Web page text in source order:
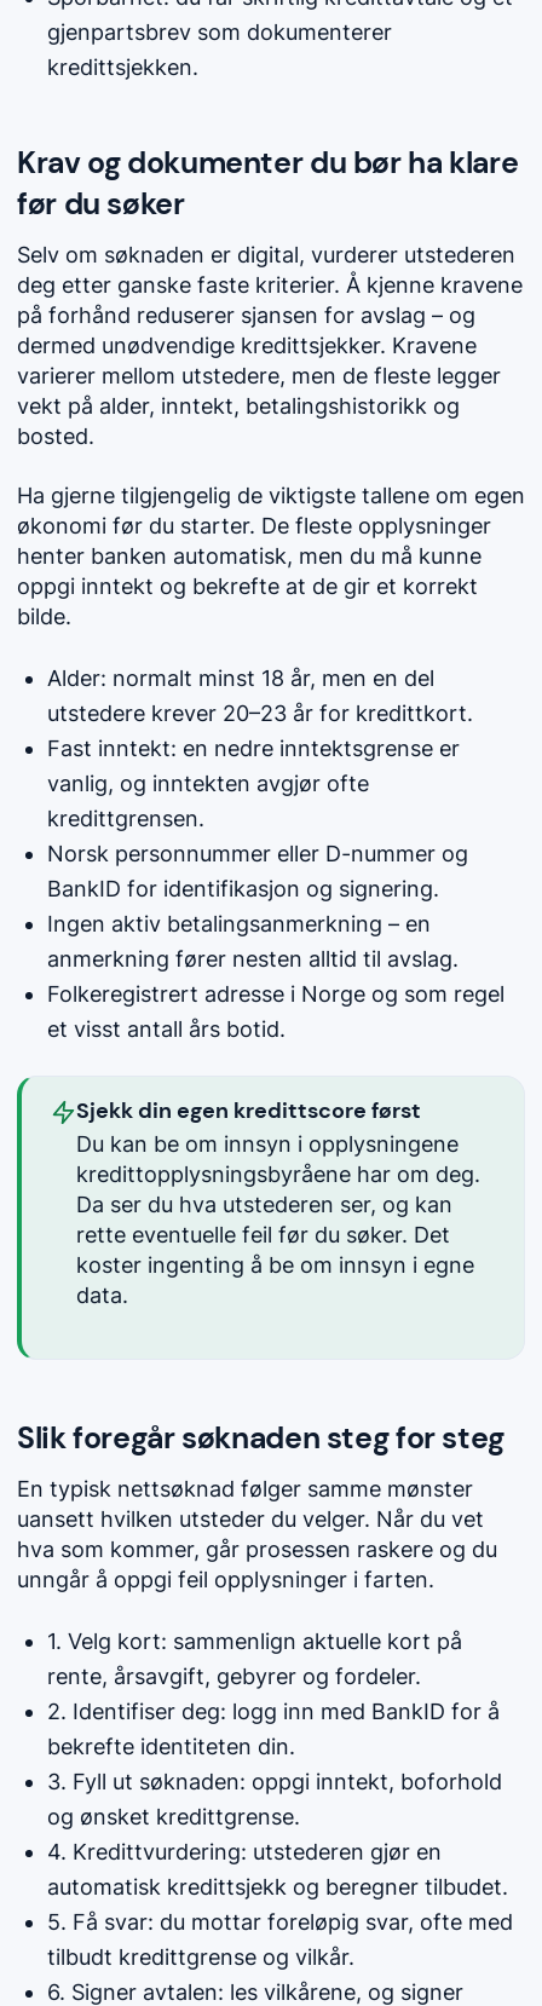
gjenpartsbrev som dokumenterer
kredittsjekken.
Krav og dokumenter du bør ha klare
før du søker
Selv om søknaden er digital, vurderer utstederen
deg etter ganske faste kriterier. Å kjenne kravene
på forhånd reduserer sjansen for avslag – og
dermed unødvendige kredittsjekker. Kravene
varierer mellom utstedere, men de fleste legger
vekt på alder, inntekt, betalingshistorikk og
bosted.
Ha gjerne tilgjengelig de viktigste tallene om egen
økonomi før du starter. De fleste opplysninger
henter banken automatisk, men du må kunne
oppgi inntekt og bekrefte at de gir et korrekt
bilde.
Alder: normalt minst 18 år, men en del
utstedere krever 20–23 år for kredittkort.
Fast inntekt: en nedre inntektsgrense er
vanlig, og inntekten avgjør ofte
kredittgrensen.
Norsk personnummer eller D-nummer og
BankID for identifikasjon og signering.
Ingen aktiv betalingsanmerkning – en
anmerkning fører nesten alltid til avslag.
Folkeregistrert adresse i Norge og som regel
et visst antall års botid.
Sjekk din egen kredittscore først
Du kan be om innsyn i opplysningene
kredittopplysningsbyråene har om deg.
Da ser du hva utstederen ser, og kan
rette eventuelle feil før du søker. Det
koster ingenting å be om innsyn i egne
data.
Slik foregår søknaden steg for steg
En typisk nettsøknad følger samme mønster
uansett hvilken utsteder du velger. Når du vet
hva som kommer, går prosessen raskere og du
unngår å oppgi feil opplysninger i farten.
1. Velg kort: sammenlign aktuelle kort på
rente, årsavgift, gebyrer og fordeler.
2. Identifiser deg: logg inn med BankID for å
bekrefte identiteten din.
3. Fyll ut søknaden: oppgi inntekt, boforhold
og ønsket kredittgrense.
4. Kredittvurdering: utstederen gjør en
automatisk kredittsjekk og beregner tilbudet.
5. Få svar: du mottar foreløpig svar, ofte med
tilbudt kredittgrense og vilkår.
6. Signer avtalen: les vilkårene, og signer